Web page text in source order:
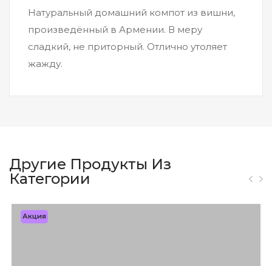
Натуральный домашний компот из вишни,
произведённый в Армении. В меру
сладкий, не приторный. Отлично утоляет
жажду.
Другие Продукты Из
Категории
Акция